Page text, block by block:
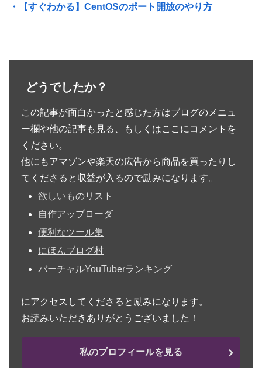
・【すぐわかる】CentOSのポート開放のやり方
どうでしたか？
この記事が面白かったと感じた方はブログのメニュ
ー欄や他の記事も見る、もしくはここにコメントを
ください。
他にもアマゾンや楽天の広告から商品を買ったりし
てくださると収益が入るので励みになります。
欲しいものリスト
自作アップローダ
便利なツール集
にほんブログ村
バーチャルYouTuberランキング
にアクセスしてくださると励みになります。
お読みいただきありがとうございました！
私のプロフィールを見る